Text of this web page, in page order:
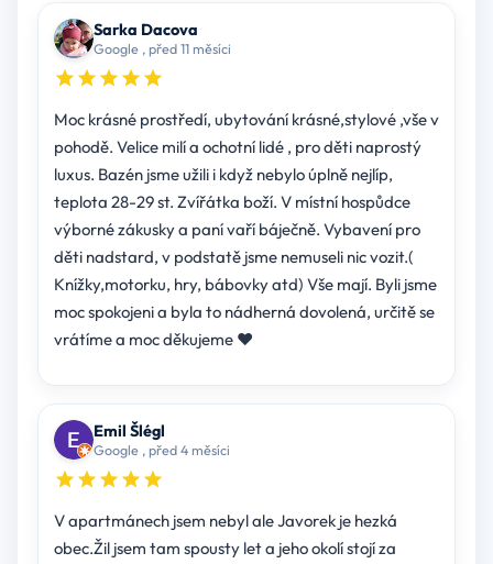
Sarka Dacova
Google , před 11 měsíci
Moc krásné prostředí, ubytování krásné,stylové ,vše v
pohodě. Velice milí a ochotní lidé , pro děti naprostý
luxus. Bazén jsme užili i když nebylo úplně nejlíp,
teplota 28-29 st. Zvířátka boží. V místní hospůdce
výborné zákusky a paní vaří báječně. Vybavení pro
děti nadstard, v podstatě jsme nemuseli nic vozit.(
Knížky,motorku, hry, bábovky atd) Vše mají. Byli jsme
moc spokojeni a byla to nádherná dovolená, určitě se
vrátíme a moc děkujeme ❤️
Emil Šlégl
Google , před 4 měsíci
V apartmánech jsem nebyl ale Javorek je hezká
obec.Žil jsem tam spousty let a jeho okolí stojí za